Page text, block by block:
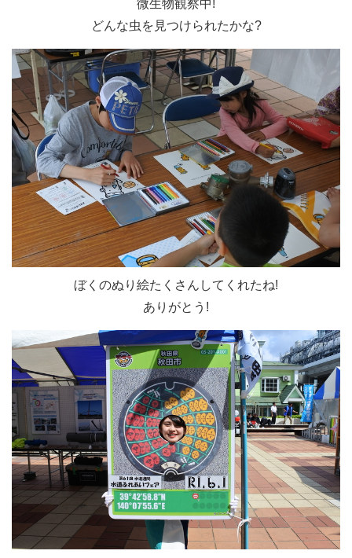
微生物観察中!
どんな虫を見つけられたかな?
ぼくのぬり絵たくさんしてくれたね!
ありがとう!